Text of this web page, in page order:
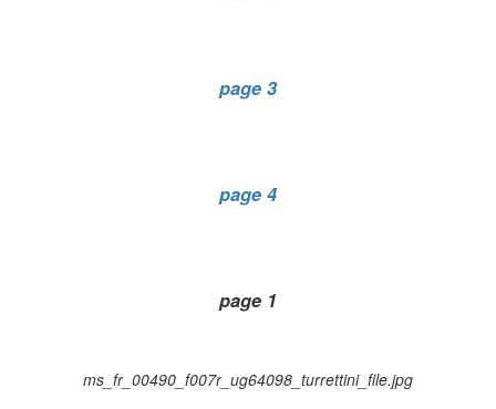
page 3
page 4
page 1
ms_fr_00490_f007r_ug64098_turrettini_file.jpg